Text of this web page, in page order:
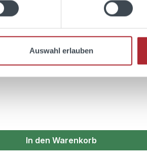
Auswahl erlauben
THREE SIXTY Vodka 3,0l
Schlauch passt
wird ohne Umverpackung
In den Warenkorb